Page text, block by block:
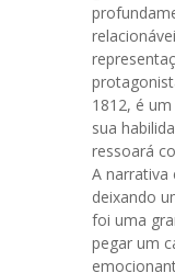
1812, é
sua
ressoará
A narrativa
deixando
foi uma
pegar um